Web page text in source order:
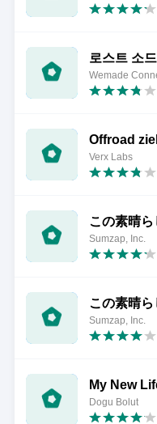
로스트 소드
Wemade
Offroad
Verx Labs
Sumzap, Inc.
Sumzap, Inc.
My New
Dogu Bolut